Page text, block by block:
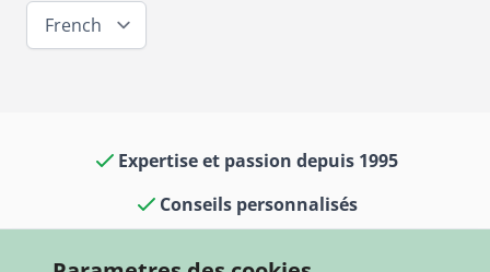
French
Expertise et passion depuis 1995
Conseils personnalisés